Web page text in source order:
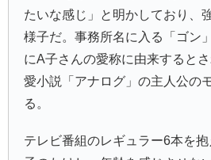
たいな感じ」と明かしており、
様子だ。事務所名に入る「ゴン
にA子さんの愛称に由来すると
愛小説「アナログ」の主人公の
る。
テレビ番組のレギュラー6本を